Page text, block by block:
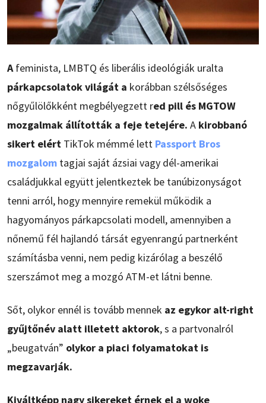
Afeminista, LMBTQ és liberális ideológiák uralta
párkapcsolatok világát a korábban szélsőséges
nőgyűlölőkként megbélyegzett red pill és MGTOW
mozgalmak állították a feje tetejére. A kirobbanó
sikert elért TikTok mémmé lett Passport Bros
mozgalom tagjai saját ázsiai vagy dél-amerikai
családjukkal együtt jelentkeztek be tanúbizonyságot
tenni arról, hogy mennyire remekül működik a
hagyományos párkapcsolati modell, amennyiben a
nőnemű fél hajlandó társát egyenrangú partnerként
számításba venni, nem pedig kizárólag a beszélő
szerszámot meg a mozgó ATM-et látni benne.
Sőt, olykor ennél is tovább mennek az egykor alt-right
gyűjtőnév alatt illetett aktorok, s a partvonalról
„beugatván” olykor a piaci folyamatokat is
megzavarják.
Kiváltképp nagy sikereket érnek el a woke